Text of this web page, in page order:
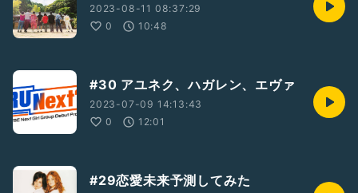
2023-08-11 08:37:29
0
10:48
#30 アユネク、ハガレン、エヴァ
2023-07-09 14:13:43
0
12:01
#29恋愛未来予測してみた